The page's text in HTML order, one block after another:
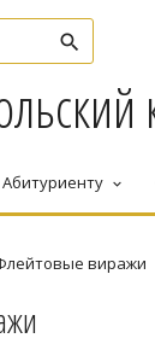
Абитуриенту keyboard_arrow_down
виражи